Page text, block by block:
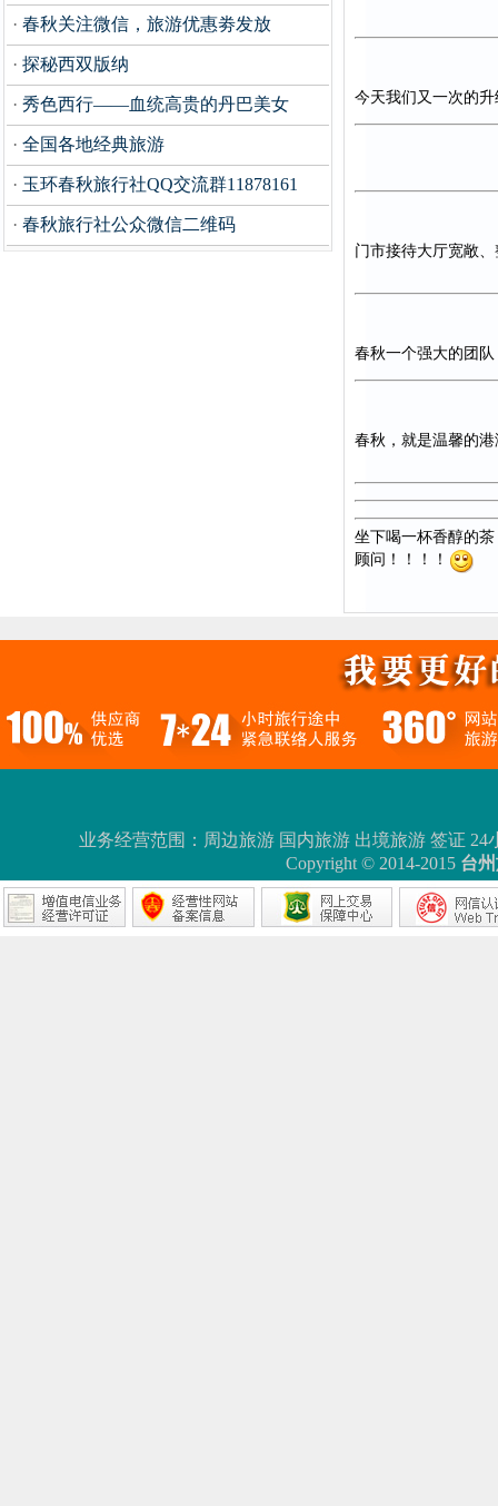
· 春秋关注微信，旅游优惠劵发放
· 探秘西双版纳
· 秀色西行——血统高贵的丹巴美女
· 全国各地经典旅游
· 玉环春秋旅行社QQ交流群11878161
· 春秋旅行社公众微信二维码
今天我们又一次的
门市接待大厅宽敞
春秋一个强大的团
春秋，就是温馨的
坐下喝一杯香醇的
顾问！！！！
业务经营范围：周边旅游 国内旅游 出境旅游 签证 24
Copyright © 2014-2015 台